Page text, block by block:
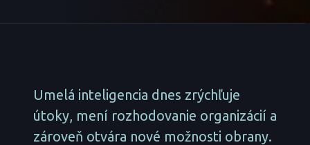
Umelá inteligencia dnes zrýchľuje
útoky, mení rozhodovanie organizácií a
zároveň otvára nové možnosti obrany.